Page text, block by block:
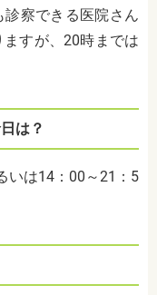
察できる医院さん
すが、20時までは
は？
いは14：00～21：5